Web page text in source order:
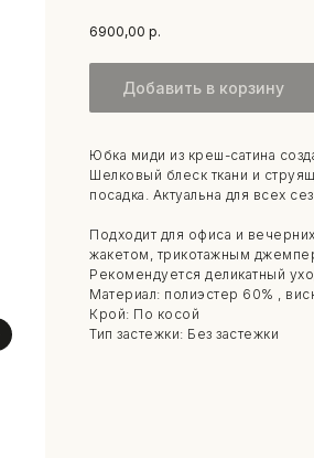
6900,00 р.
Добавить в корзину
Юбка миди из креш-сатина
Шелковый блеск ткани и
посадка. Актуальна для всех
Подходит для офиса и
жакетом, трикотажным
Рекомендуется деликатный
Материал: полиэстер 60% ,
Крой: По косой
Тип застежки: Без застежки